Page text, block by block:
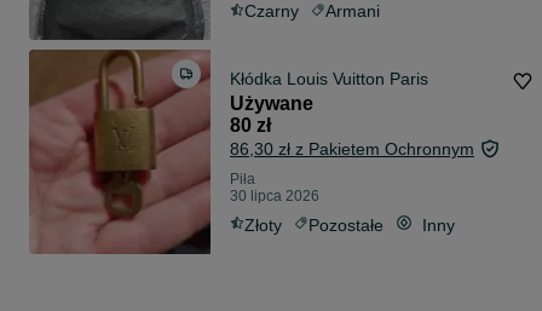
Czarny Armani
Kłódka Louis Vuitton Paris
Używane
80 zł
86,30 zł z Pakietem Ochronnym
Piła
30 lipca 2026
Złoty Pozostałe Inny